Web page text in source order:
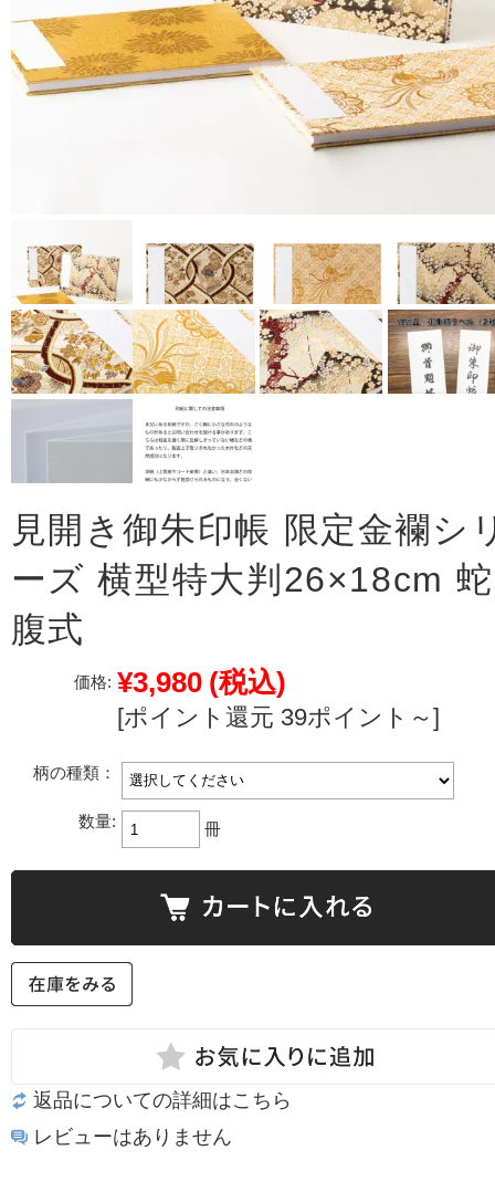
見開き御朱印帳 限定金襴シ
ーズ 横型特大判26×18cm 蛇
腹式
価格: ¥3,980 (税込)
[ポイント還元 39ポイント～]
柄の種類：
数量: 冊
返品についての詳細はこちら
レビューはありません